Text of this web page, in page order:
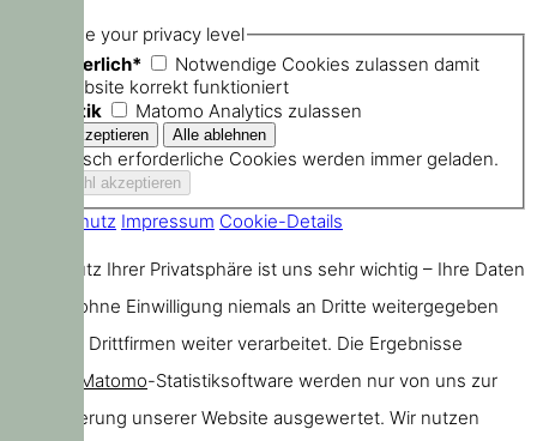
Choose your privacy level
Erforderlich*
Notwendige Cookies zulassen damit
die Website korrekt funktioniert
Statistik
Matomo Analytics zulassen
Technisch erforderliche Cookies werden immer geladen.
Datenschutz Impressum Cookie-Details
Der Schutz Ihrer Privatsphäre ist uns sehr wichtig – Ihre Daten
werden ohne Einwilligung niemals an Dritte weitergegeben
oder von Drittfirmen weiter verarbeitet. Die Ergebnisse
Matomo-Statistiksoftware werden nur von uns zur
Verbesserung unserer Website ausgewertet. Wir nutzen